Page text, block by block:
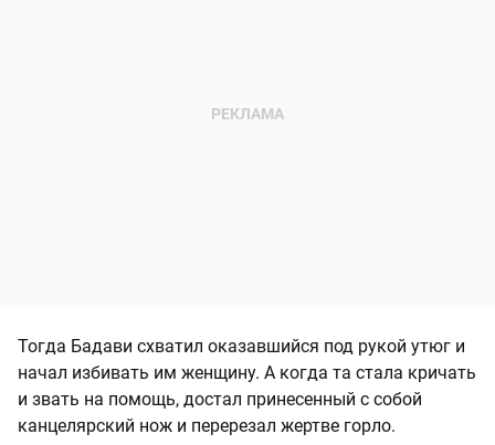
Тогда Бадави схватил оказавшийся под рукой утюг и
начал избивать им женщину. А когда та стала кричать
и звать на помощь, достал принесенный с собой
канцелярский нож и перерезал жертве горло.